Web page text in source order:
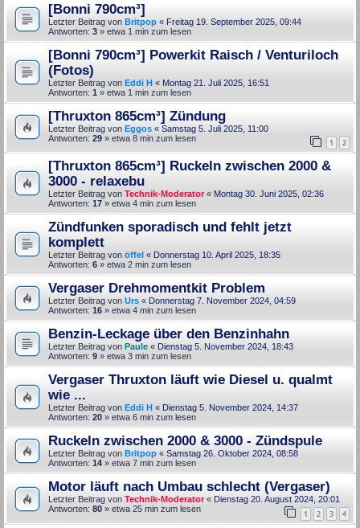
[Bonni 790cm³]
Letzter Beitrag von Britpop « Freitag 19. September 2025, 09:44
Antworten: 3 » etwa 1 min zum lesen
[Bonni 790cm³] Powerkit Raisch / Venturiloch
(Fotos)
Letzter Beitrag von Eddi H « Montag 21. Juli 2025, 16:51
Antworten: 1 » etwa 1 min zum lesen
[Thruxton 865cm³] Zündung
Letzter Beitrag von Eggos « Samstag 5. Juli 2025, 11:00
Antworten: 29 1 2
» etwa 8 min zum lesen
[Thruxton 865cm³] Ruckeln zwischen 2000 &
3000 - relaxebu
Letzter Beitrag von Technik-Moderator« Montag 30. Juni 2025, 02:36
Antworten: 17 » etwa 4 min zum lesen
Zündfunken sporadisch und fehlt jetzt
komplett
Letzter Beitrag von öffel « Donnerstag 10. April 2025, 18:35
Antworten: 6 » etwa 2 min zum lesen
Vergaser Drehmomentkit Problem
Letzter Beitrag von Urs « Donnerstag 7. November 2024, 04:59
Antworten: 16 » etwa 4 min zum lesen
Benzin-Leckage über den Benzinhahn
Letzter Beitrag von Paule « Dienstag 5. November 2024, 18:43
Antworten: 9 » etwa 3 min zum lesen
Vergaser Thruxton läuft wie Diesel u. qualmt
wie ...
Letzter Beitrag von Eddi H « Dienstag 5. November 2024, 14:37
Antworten: 20 » etwa 6 min zum lesen
Ruckeln zwischen 2000 & 3000 - Zündspule
Letzter Beitrag von Britpop « Samstag 26. Oktober 2024, 08:58
Antworten: 14 » etwa 7 min zum lesen
Motor läuft nach Umbau schlecht (Vergaser)
Letzter Beitrag von Technik-Moderator« Dienstag 20. August 2024, 20:01
Antworten: 80 1 2 3 4
» etwa 25 min zum lesen